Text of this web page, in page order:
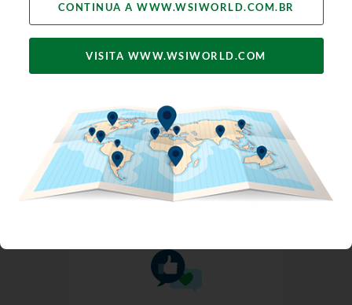
Fortaleça sua Marca
AMPLIE O ALCANCE DA
SUA MARCA
CONTINUA A WWW.WSIWORLD.COM.BR
VISITA WWW.WSIWORLD.COM